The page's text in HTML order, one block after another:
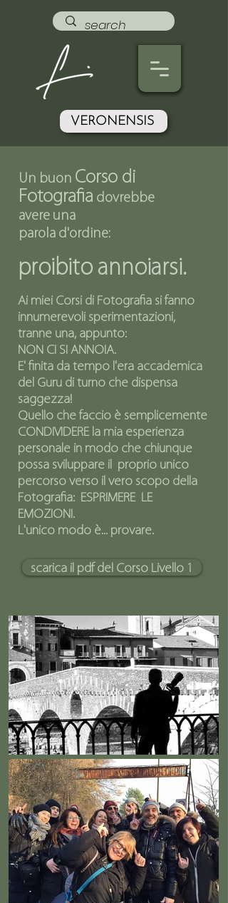
VERONENSIS
Un buon Corso di
Fotografia dovrebbe
avere una
parola d'ordine:
proibito annoiarsi.
Ai miei Corsi di Fotografia si fanno
innumerevoli sperimentazioni,
tranne una, appunto:
NON CI SI ANNOIA.
E' finita da tempo l'era accademica
del Guru di turno che dispensa
saggezza!
Quello che faccio è semplicemente
CONDIVIDERE la mia esperienza
personale in modo che chiunque
possa sviluppare il proprio unico
percorso verso il vero scopo della
Fotografia: ESPRIMERE LE
EMOZIONI.
L'unico modo è... provare.
scarica il pdf del Corso Livello 1